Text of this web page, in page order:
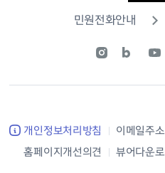
민원전화안내
개인정보처리방침
이메일주
홈페이지개선의견
뷰어다운